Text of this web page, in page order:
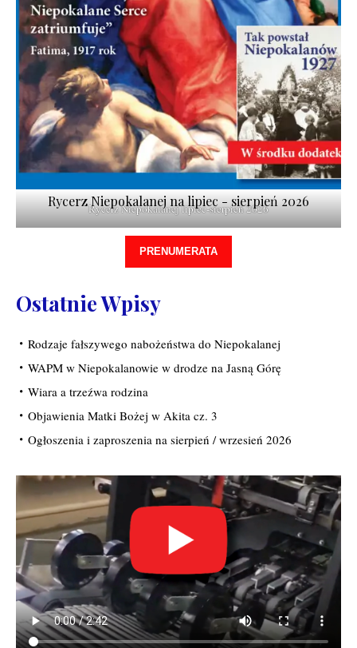
Rycerz Niepokalanej lipiec-sierpień 2026
Rycerz Niepokalanej na lipiec - sierpień 2026
PRENUMERATA
Ostatnie Wpisy
Rodzaje fałszywego nabożeństwa do Niepokalanej
WAPM w Niepokalanowie w drodze na Jasną Górę
Wiara a trzeźwa rodzina
Objawienia Matki Bożej w Akita cz. 3
Ogłoszenia i zaproszenia na sierpień / wrzesień 2026